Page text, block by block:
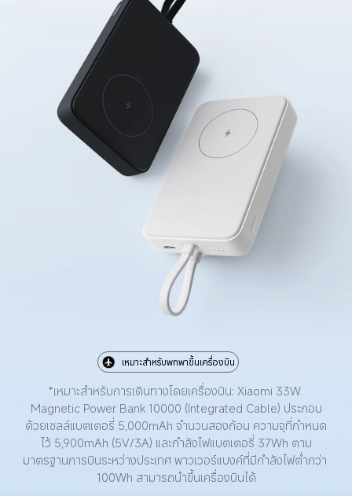
เหมาะสำหรับพกพาขึ้นเครื่องบิน
*เหมาะสำหรับการเดินทางโดยเครื่องบิน: Xiaomi 33W
Magnetic Power Bank 10000 (Integrated Cable) ประกอบ
ด้วยเซลล์แบตเตอรี่ 5,000mAh จำนวนสองก้อน ความจุที่กำหนด
ไว้ 5,900mAh (5V/3A) และกำลังไฟแบตเตอรี่ 37Wh ตาม
มาตรฐานการบินระหว่างประเทศ พาวเวอร์แบงค์ที่มีกำลังไฟต่ำกว่า
100Wh สามารถนำขึ้นเครื่องบินได้